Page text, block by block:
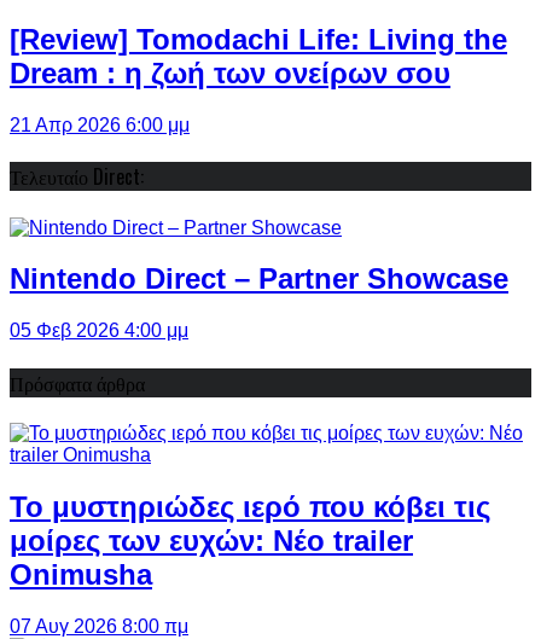
[Review] Tomodachi Life: Living the
Dream : η ζωή των ονείρων σου
21 Απρ 2026 6:00 μμ
Τελευταίο Direct:
Nintendo Direct – Partner Showcase
05 Φεβ 2026 4:00 μμ
Πρόσφατα άρθρα
Το μυστηριώδες ιερό που κόβει τις
μοίρες των ευχών: Νέο trailer
Onimusha
07 Αυγ 2026 8:00 πμ